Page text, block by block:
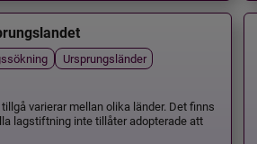
Ursprungsländer
varierar mellan olika länder. Det finns
lagstiftning inte tillåter adopterade att